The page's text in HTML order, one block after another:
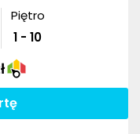
Piętro
1 - 10